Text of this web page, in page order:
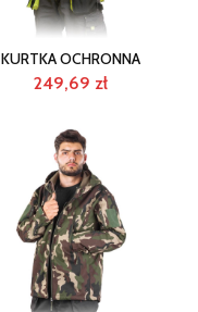
KURTKA OCHRONNA
249,69 zł